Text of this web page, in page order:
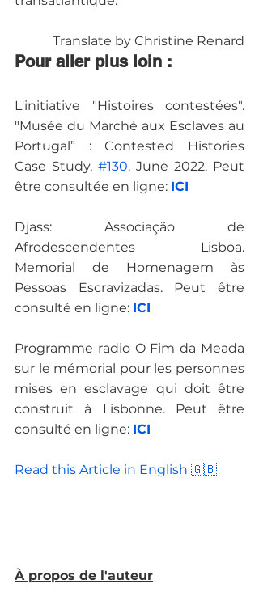
Translate by Christine Renard
Pour aller plus loin :
L'initiative "Histoires contestées".
"Musée du Marché aux Esclaves au
Portugal” : Contested Histories
Case Study, #130, June 2022. Peut
être consultée en ligne: ICI
Djass: Associação de
Afrodescendentes Lisboa.
Memorial de Homenagem às
Pessoas Escravizadas. Peut être
consulté en ligne: ICI
Programme radio O Fim da Meada
sur le mémorial pour les personnes
mises en esclavage qui doit être
construit à Lisbonne. Peut être
consulté en ligne: ICI
À propos de l'auteur